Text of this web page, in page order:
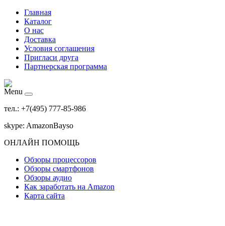
Главная
Каталог
О нас
Доставка
Условия соглашения
Пригласи друга
Партнерская программа
Menu
тел.: +7(495) 777-85-986
skype: AmazonBayso
ОНЛАЙН ПОМОЩЬ
Обзоры процессоров
Обзоры смартфонов
Обзоры аудио
Как заработать на Amazon
Карта сайта